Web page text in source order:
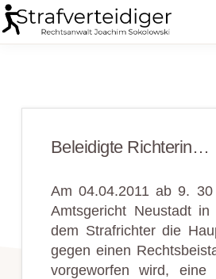
Zum
Inhalt
Zur
Seitenspalte
STRAFVERTEIDIGER
Sokolowski
Beleidigte Richterin…
Am 04.04.2011 ab 9.
Amtsgericht Neustadt
dem Strafrichter die
gegen einen
vorgeworfen wird, eine